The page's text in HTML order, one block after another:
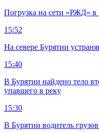
Погрузка на сети «РЖД» в
15:52
На севере Бурятии
15:40
В Бурятии найдено тело
упавшего в реку
15:30
В Бурятии водитель